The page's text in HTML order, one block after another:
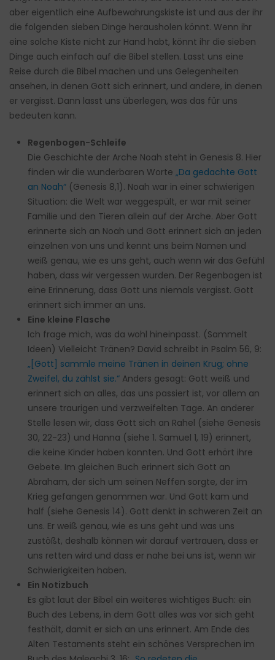
aber eigentlich eine Aufbewahrungskiste ist und aus der ihr
die folgenden sieben Dinge herausholen könnt. Wenn ihr
eine solche Kiste nicht zur Hand habt, könnt ihr die sieben
Dinge auch einfach auf die Bibel stellen. Lasst uns eine
Reise durch die Bibel machen und uns Gelegenheiten
ansehen, in denen Gott sich erinnert, und andere, in denen
er vergisst. Dann lasst uns überlegen, was das für uns
bedeuten kann.
Regenbogen-Schleife
Die Geschichte der Arche Noah steht in Genesis 8. Hier
finden wir die wunderbaren Worte „Da gedachte Gott
an Noah“ (Genesis 8,1). Noah war in einer schwierigen
Situation: die Welt war weggespült, er war mit seiner
Familie und den Tieren allein auf der Arche. Aber Gott
erinnerte sich an Noah und Gott erinnert sich an jeden
einzelnen von uns und kennt uns beim Namen und
weiß genau, wie es uns geht, auch wenn wir das Gefühl
haben, dass wir vergessen wurden. Der Regenbogen ist
eine Erinnerung, dass Gott uns niemals vergisst. Gott
erinnert sich immer an uns.
Eine kleine Flasche
Ich frage mich, was da wohl hineinpasst. (Sammelt
Ideen) Vielleicht Tränen? David schreibt in Psalm 56, 9:
„[Gott] sammle meine Tränen in deinen Krug; ohne
Zweifel, du zählst sie.“ Anders gesagt: Gott weiß und
erinnert sich an alles, das uns passiert ist, vor allem an
unsere traurigen und verzweifelten Tage. An anderer
Stelle lesen wir, dass Gott sich an Rahel (siehe Genesis
30, 22-23) und Hanna (siehe 1. Samuel 1, 19) erinnert,
die keine Kinder haben konnten. Und Gott erhört ihre
Gebete. Im gleichen Buch erinnert sich Gott an
Abraham, der sich um seinen Neffen sorgte, der im
Krieg gefangen genommen war. Und Gott kam und
half (siehe Genesis 14). Gott denkt in schweren Zeit an
uns. Er weiß genau, wie es uns geht und was uns
zustößt, deshalb können wir darauf vertrauen, dass er
uns retten wird und dass er nahe bei uns ist, wenn wir
Schwierigkeiten haben.
Ein Notizbuch
Es gibt laut der Bibel ein weiteres wichtiges Buch: ein
Buch des Lebens, in dem Gott alles was vor sich geht
festhält, damit er sich an uns erinnert. Am Ende des
Alten Testaments steht ein schönes Versprechen im